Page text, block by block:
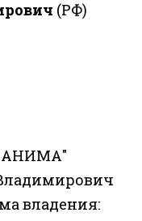
(РФ)
АНИМА"
владения: